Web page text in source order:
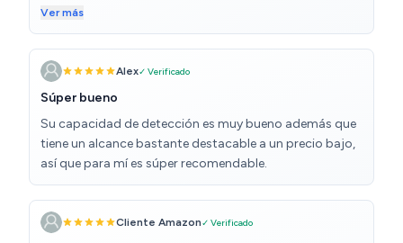
adquirir sólo el soporte de pared con la bola de
enganche?
Ver más
Alex✓ Verificado
Súper bueno
Su capacidad de detección es muy bueno además que
tiene un alcance bastante destacable a un precio bajo,
así que para mí es súper recomendable.
Cliente Amazon✓ Verificado